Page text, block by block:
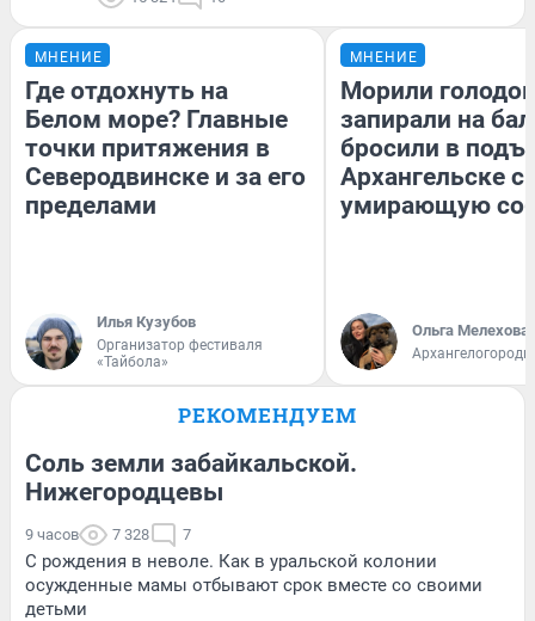
МНЕНИЕ
Где отдохнуть на
Белом море? Главные
точки притяжения в
Северодвинске и за его
пределами
Илья Кузубов
Организатор фестиваля
«Тайбола»
МНЕНИЕ
Морили
запирали на
бросили в
Архангельске
умирающую
Ольга Мелехова
РЕКОМЕНДУЕМ
Соль земли забайкальской.
Нижегородцевы
9 часов 7 328 7
С рождения в неволе. Как в уральской колонии
осужденные мамы отбывают срок вместе со своими
детьми